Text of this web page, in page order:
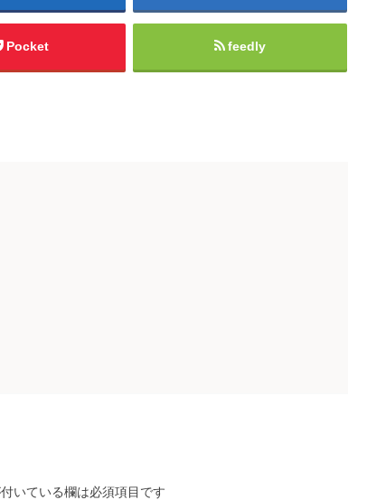
Pocket feedly
いている欄は必須項目です